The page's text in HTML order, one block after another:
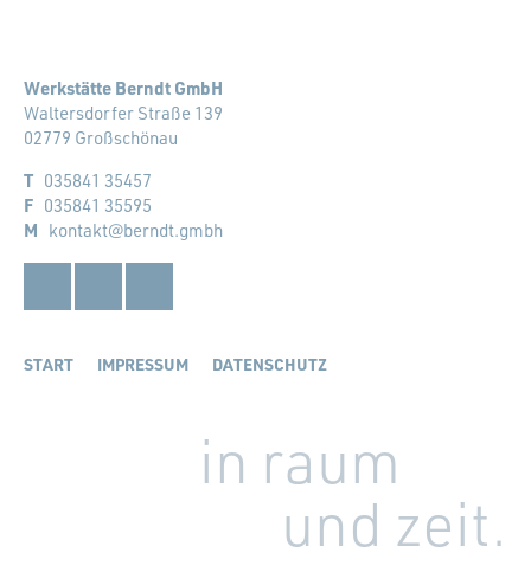
Werkstätte Berndt GmbH
Waltersdorfer Straße 139
02779 Großschönau
T035841 35457
F035841 35595
M kontakt@berndt.gmbh
START IMPRESSUM DATENSCHUTZ
in raum
und zeit.